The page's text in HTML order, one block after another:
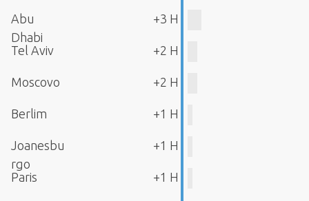
Abu
Dhabi
+3 H
Tel Aviv +2 H
Moscovo +2 H
Berlim +1 H
Joanesbu
rgo
+1 H
Paris +1 H